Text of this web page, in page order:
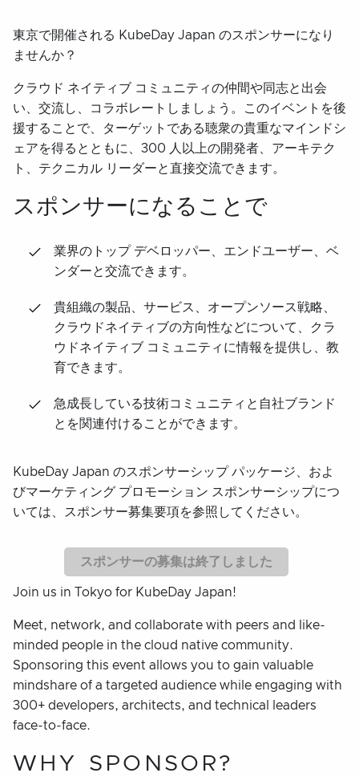
東京で開催される KubeDay Japan のスポンサーになり
ませんか？
クラウド ネイティブ コミュニティの仲間や同志と出会
い、交流し、コラボレートしましょう。このイベントを後
援することで、ターゲットである聴衆の貴重なマインドシ
ェアを得るとともに、300 人以上の開発者、アーキテク
ト、テクニカル リーダーと直接交流できます。
スポンサーになることで
業界のトップ デベロッパー、エンドユーザー、ベ
ンダーと交流できます。
貴組織の製品、サービス、オープンソース戦略、
クラウドネイティブの方向性などについて、クラ
ウドネイティブ コミュニティに情報を提供し、教
育できます。
急成長している技術コミュニティと自社ブランド
とを関連付けることができます。
KubeDay Japan のスポンサーシップ パッケージ、およ
びマーケティング プロモーション スポンサーシップにつ
いては、スポンサー募集要項を参照してください。
スポンサーの募集は終了しました
Join us in Tokyo for KubeDay Japan!
Meet, network, and collaborate with peers and like-
minded people in the cloud native community.
Sponsoring this event allows you to gain valuable
mindshare of a targeted audience while engaging with
300+ developers, architects, and technical leaders
face-to-face.
WHY SPONSOR?